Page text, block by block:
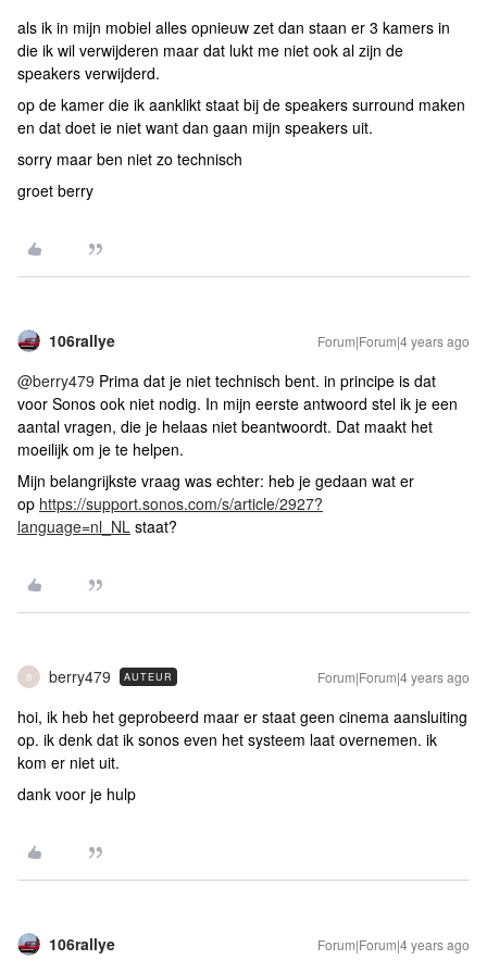
als ik in mijn mobiel alles opnieuw zet dan staan er 3 kamers in
die ik wil verwijderen maar dat lukt me niet ook al zijn de
speakers verwijderd.
op de kamer die ik aanklikt staat bij de speakers surround maken
en dat doet ie niet want dan gaan mijn speakers uit.
sorry maar ben niet zo technisch
groet berry
106rallye Forum|Forum|4 years ago
@berry479 Prima dat je niet technisch bent. in principe is dat
voor Sonos ook niet nodig. In mijn eerste antwoord stel ik je een
aantal vragen, die je helaas niet beantwoordt. Dat maakt het
moeilijk om je te helpen.
Mijn belangrijkste vraag was echter: heb je gedaan wat er
op https://support.sonos.com/s/article/2927?
language=nl_NL staat?
B berry479 AUTEUR Forum|Forum|4 years ago
hoi, ik heb het geprobeerd maar er staat geen cinema aansluiting
op. ik denk dat ik sonos even het systeem laat overnemen. ik
kom er niet uit.
dank voor je hulp
106rallye Forum|Forum|4 years ago